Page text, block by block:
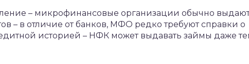
– микрофинансовые организации обычно
– в отличие от банков, МФО редко требуют справки о
историей – НФК может выдавать займы даже